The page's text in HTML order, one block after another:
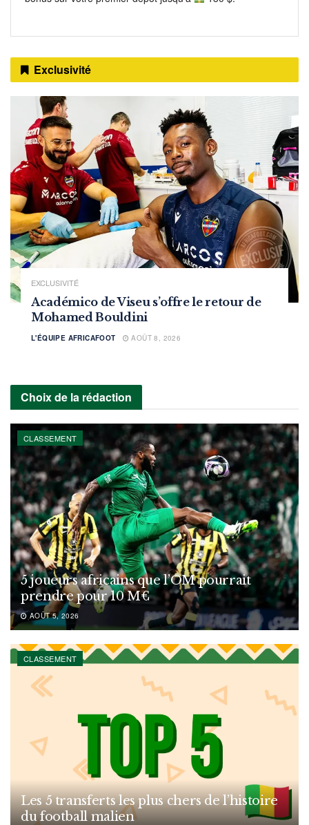
Exclusivité
EXCLUSIVITÉ
Académico de Viseu s’offre le retour de
Mohamed Bouldini
L'ÉQUIPE AFRICAFOOT AOÛT 8, 2026
Choix de la rédaction
CLASSEMENT
5 joueurs africains que l’OM pourrait
prendre pour 10 M€
AOÛT 5, 2026
CLASSEMENT
Les 5 transferts les plus chers de l’histoire
du football malien